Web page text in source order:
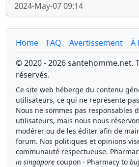
2024-May-07 09:14
Home FAQ Avertissement
À
© 2020 - 2026 santehomme.net.
réservés.
Ce site web héberge du contenu
utilisateurs, ce qui ne représente
Nous ne sommes pas responsables
utilisateurs, mais nous nous
modérer ou de les éditer afin de
forum. Nos politiques et opinions
communauté respectueuse.
in singapore coupon · Pharmacy to